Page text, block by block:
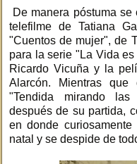
De manera póstuma
telefilme de Tatiana
"Cuentos de mujer", de
para la serie "La Vida
Ricardo Vicuña y la
Alarcón. Mientras
"Tendida mirando
después de su partida,
en donde
natal y se despide de